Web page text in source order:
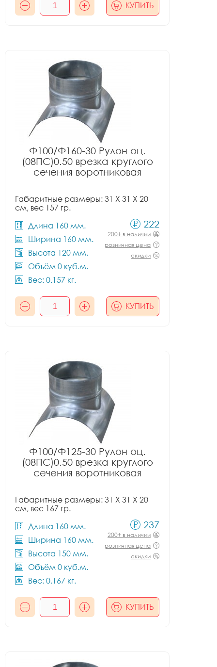
КУПИТЬ
Ф100/Ф160-30 Рулон оц.
(08ПС)0.50 врезка круглого
сечения воротниковая
Габаритные размеры: 31 X 31 X 20
см, вес 157 гр.
Длина 160 мм.
Ширина 160 мм.
Высота 120 мм.
Объём 0 куб.м.
Вес: 0.157 кг.
222
200+ в наличии
розничная цена
скидки
КУПИТЬ
Ф100/Ф125-30 Рулон оц.
(08ПС)0.50 врезка круглого
сечения воротниковая
Габаритные размеры: 31 X 31 X 20
см, вес 167 гр.
Длина 160 мм.
Ширина 160 мм.
Высота 150 мм.
Объём 0 куб.м.
Вес: 0.167 кг.
237
200+ в наличии
розничная цена
скидки
КУПИТЬ